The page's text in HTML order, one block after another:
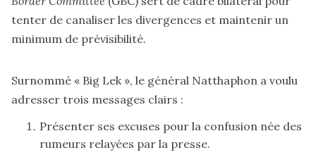
tenter de canaliser les divergences et maintenir un
minimum de prévisibilité.
Surnommé « Big Lek », le général Natthaphon a voulu
adresser trois messages clairs :
Présenter ses excuses pour la confusion née des
rumeurs relayées par la presse.